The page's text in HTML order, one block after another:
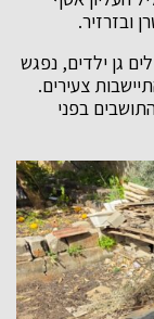
ובזרזיר.
גן ילדים, נפגש
צעירים.
בפני